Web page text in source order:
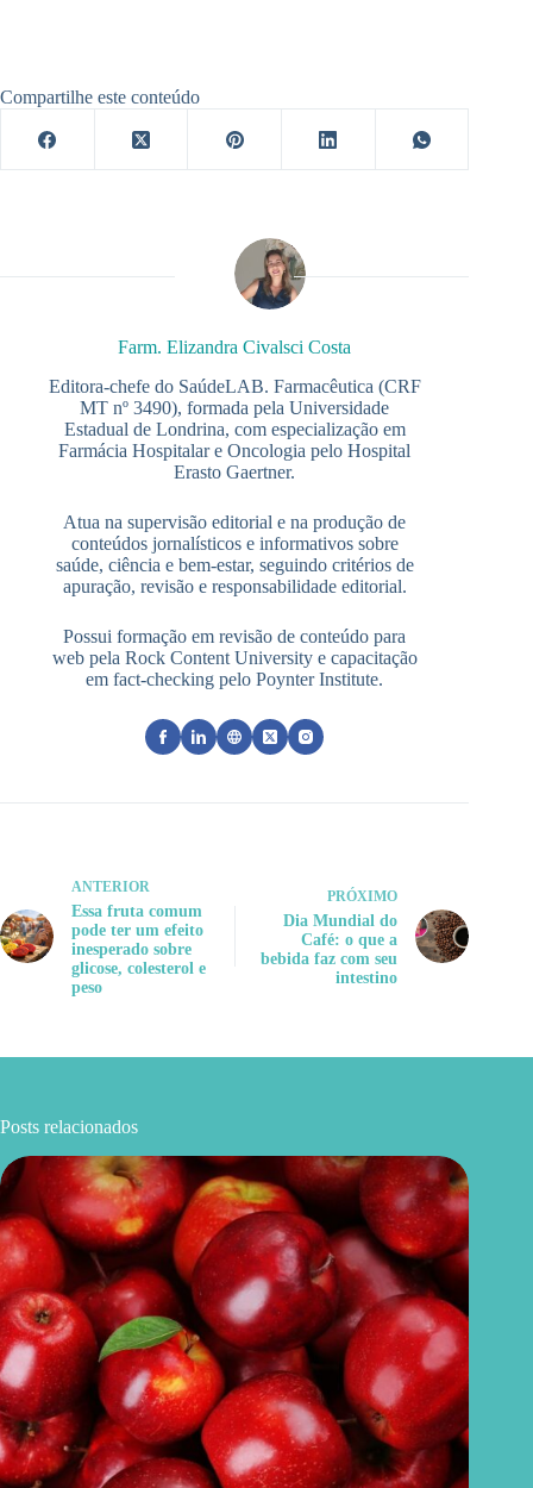
Compartilhe este conteúdo
Farm. Elizandra Civalsci Costa
Editora-chefe do SaúdeLAB. Farmacêutica (CRF
MT nº 3490), formada pela Universidade
Estadual de Londrina, com especialização em
Farmácia Hospitalar e Oncologia pelo Hospital
Erasto Gaertner.
Atua na supervisão editorial e na produção de
conteúdos jornalísticos e informativos sobre
saúde, ciência e bem-estar, seguindo critérios de
apuração, revisão e responsabilidade editorial.
Possui formação em revisão de conteúdo para
web pela Rock Content University e capacitação
em fact-checking pelo Poynter Institute.
ANTERIOR
Essa fruta comum
pode ter um efeito
inesperado sobre
glicose, colesterol e
peso
PRÓXIMO
Dia Mundial do
Café: o que a
bebida faz com seu
intestino
Posts relacionados